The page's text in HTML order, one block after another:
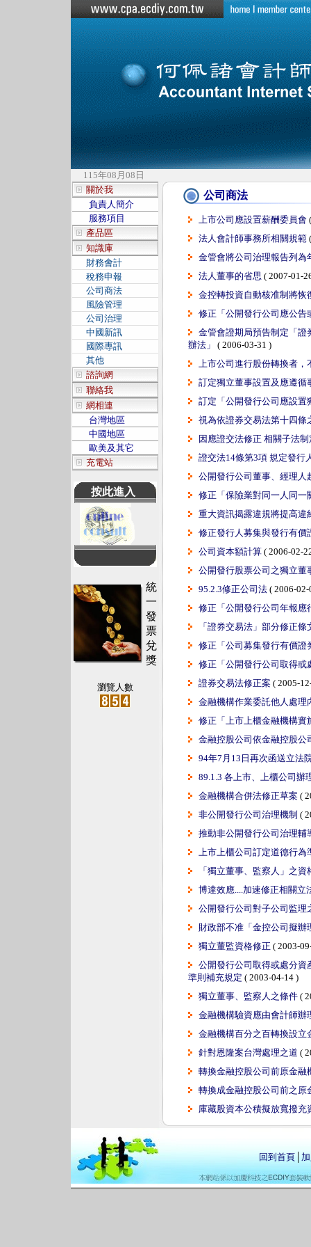
115年08月08日
關於我
負責人簡介
服務項目
產品區
知識庫
財務會計
稅務申報
公司商法
風險管理
公司治理
中國新訊
國際專訊
其他
諮詢網
聯絡我
網相連
台灣地區
中國地區
歐美及其它
充電站
按此進入
統
一
發
票
兌
獎
瀏覽人數
公司商法
上市公司應設置薪酬委員會
法人會計師事務所相關規範
金管會將公司治理報告列為
法人董事的省思 ( 2007-01-
金控轉投資自動核准制將恢
修正「公開發行公司應公告
金管會證期局預告制定「證
辦法」
( 2006-03-31 )
上市公司進行股份轉換者，
訂定獨立董事設置及應遵循
訂定「公開發行公司應設置
視為依證券交易法第十四條
因應證交法修正 相關子法
證交法14條第3項 規定發行
公開發行公司董事、經理人
修正「保險業對同一人同一
重大資訊揭露違規將提高違
修正發行人募集與發行有價
公司資本額計算 ( 2006-02-
公開發行股票公司之獨立
95.2.3修正公司法 ( 2006-02-
修正「公開發行公司年報應
「證券交易法」部分修正條
修正「公司募集發行有價證
修正「公開發行公司取得或
證券交易法修正案 ( 2005-
金融機構作業委託他人處理
修正「上市上櫃金融機構實
金融控股公司依金融控股公
94年7月13日再次函送立法
89.1.3 各上市、上櫃公司辦
金融機構合併法修正草案 (
非公開發行公司治理機制 (
推動非公開發行公司治理輔
上市上櫃公司訂定道德行為
「獨立董事、監察人」之資
博達效應....加速修正相關立
公開發行公司對子公司監理
財政部不准「金控公司擬
獨立董監資格修正 ( 2003-
公開發行公司取得或處分資
準則補充規定 ( 2003-04-14 )
獨立董事、監察人之條件 (
金融機構驗資應由會計師辦
金融機構百分之百轉換設立
針對恩隆案台灣處理之道 (
轉換金融控股公司前原金融
轉換成金融控股公司前之原
庫藏股資本公積擬放寬撥充
回到首頁│